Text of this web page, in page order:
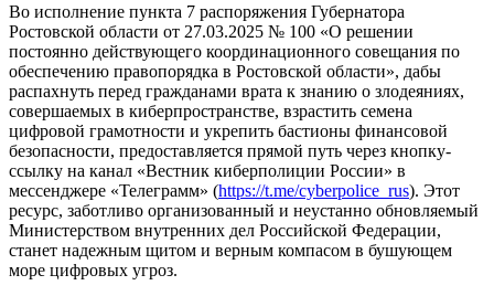
Во исполнение пункта 7 распоряжения Губернатора
Ростовской области от 27.03.2025 № 100 «О решении
постоянно действующего координационного совещания по
обеспечению правопорядка в Ростовской области», дабы
распахнуть перед гражданами врата к знанию о злодеяниях,
совершаемых в киберпространстве, взрастить семена
цифровой грамотности и укрепить бастионы финансовой
безопасности, предоставляется прямой путь через кнопку-
ссылку на канал «Вестник киберполиции России» в
мессенджере «Телеграмм» (https://t.me/cyberpolice_rus). Этот
ресурс, заботливо организованный и неустанно обновляемый
Министерством внутренних дел Российской Федерации,
станет надежным щитом и верным компасом в бушующем
море цифровых угроз.